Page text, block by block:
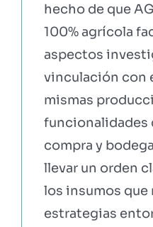
hecho de que
100% agrícola
aspectos
vinculación con
mismas
funcionalidades
compra y
llevar un orden
los insumos que
estrategias